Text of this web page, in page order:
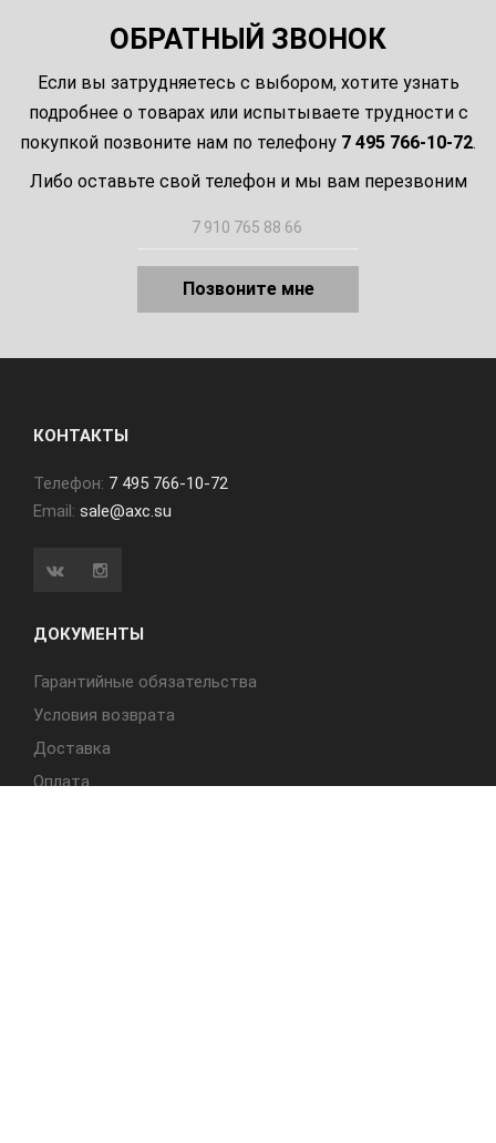
ОБРАТНЫЙ ЗВОНОК
Если вы затрудняетесь с выбором, хотите узнать
подробнее о товарах или испытываете трудности с
покупкой позвоните нам по телефону 7 495 766-10-72.
Либо оставьте свой телефон и мы вам перезвоним
Позвоните мне
КОНТАКТЫ
Телефон: 7 495 766-10-72
Email: sale@axc.su
ДОКУМЕНТЫ
Гарантийные обязательства
Условия возврата
Доставка
Оплата